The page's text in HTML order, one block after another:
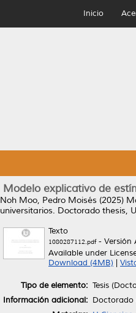
Inicio
Modelo explicativo de
Noh Moo, Pedro Moisés (2025)
universitarios. Doctorado thesis,
Texto
1080287112.pdf- Versión
Available under
Download (4MB)
Tipo de elemento: Tesis
Información adicional: Doctorado